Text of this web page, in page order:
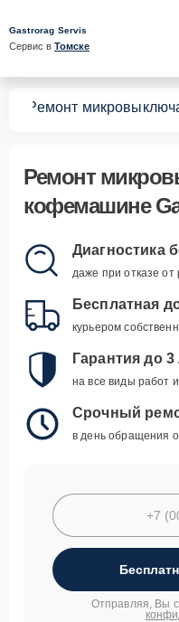
Gastrorag Servis
Сервис в Томске
Ремонт
Ремонт
кофемашине
Диагностика
даже при отказе от
Бесплатная
курьером
Гарантия до 3
на все виды работ
Срочный
в день обращения
Отправляя, Вы